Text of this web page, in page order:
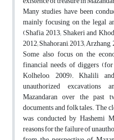
Many studies have been
mainly focusing on the legal
(Shafia, 2013; Shakeri and
2012; Shahorani, 2013;
Some also focus on the
financial needs of diggers
Kolheloo, 2009). Khalili
unauthorized excavations
Mazandaran over the past
documents and folk tales. The
was conducted by Hashemi
reasons for the failure of